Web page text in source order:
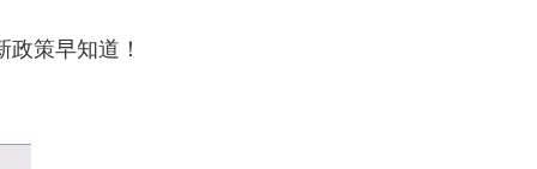
策早知道！